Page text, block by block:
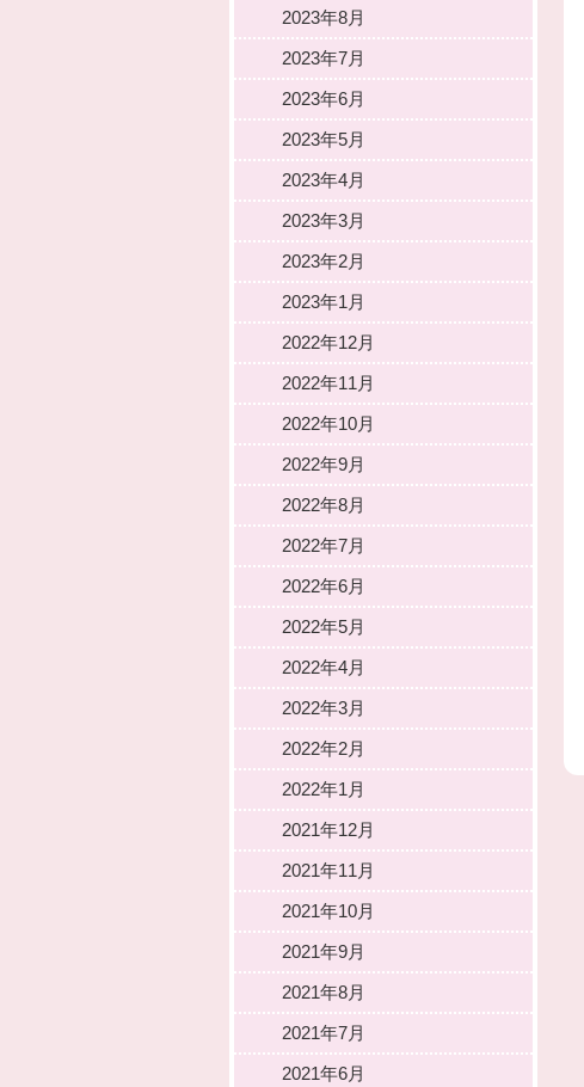
2023年8月
2023年7月
2023年6月
2023年5月
2023年4月
2023年3月
2023年2月
2023年1月
2022年12月
2022年11月
2022年10月
2022年9月
2022年8月
2022年7月
2022年6月
2022年5月
2022年4月
2022年3月
2022年2月
2022年1月
2021年12月
2021年11月
2021年10月
2021年9月
2021年8月
2021年7月
2021年6月